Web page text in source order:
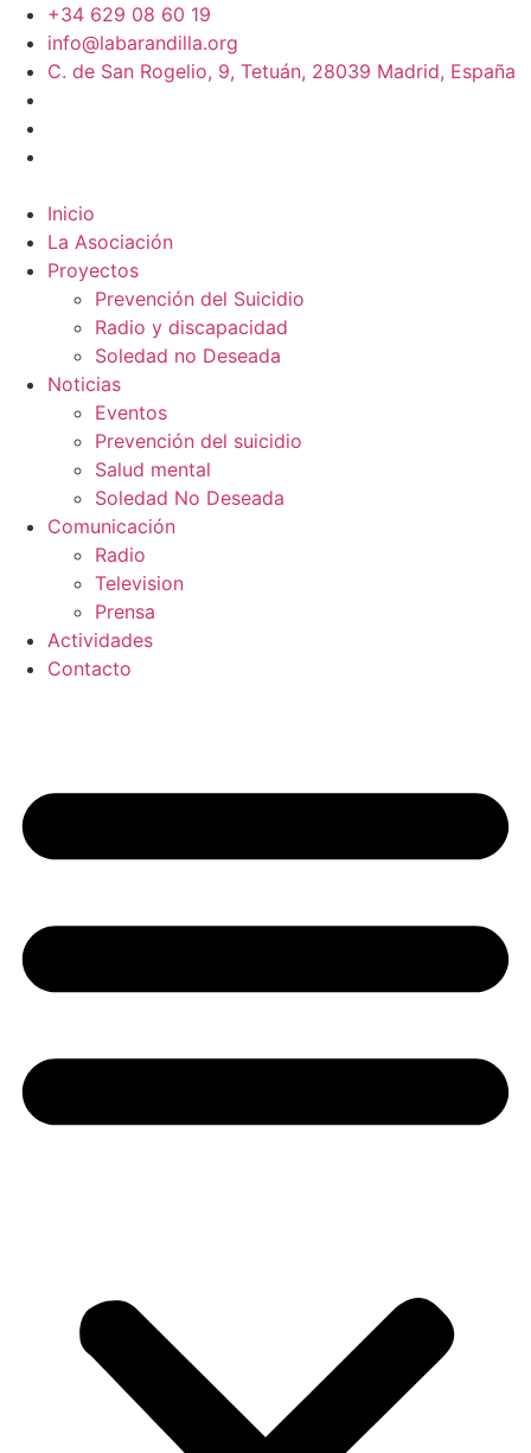
+34 629 08 60 19
info@labarandilla.org
C. de San Rogelio, 9, Tetuán, 28039 Madrid, España
Inicio
La Asociación
Proyectos
Prevención del Suicidio
Radio y discapacidad
Soledad no Deseada
Noticias
Eventos
Prevención del suicidio
Salud mental
Soledad No Deseada
Comunicación
Radio
Television
Prensa
Actividades
Contacto